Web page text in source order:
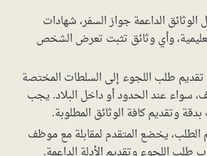
الوثائق الداعمة جواز السفر، شهادات
وأي وثائق تثبت تعرض الشخص
تقديم طلب اللجوء إلى السلطات المختصة
سواء عند الحدود أو داخل البلاد. يجب
وتقديم كافة الوثائق المطلوبة.
الطلب، يخضع المتقدم لمقابلة مع موظف